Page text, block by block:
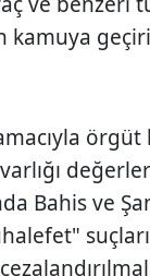
kamuya
örgüt
Bahis ve